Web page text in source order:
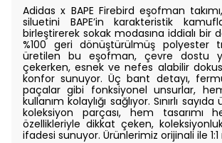
Adidas x BAPE Firebird eşofman
siluetini BAPE’in karakteristik
birleştirerek sokak modasına iddialı bir
%100 geri dönüştürülmüş polyester
üretilen bu eşofman, çevre dostu
çekerken, esnek ve nefes alabilir
konfor sunuyor. Üç bant detayı,
paçalar gibi fonksiyonel unsurlar,
kullanım kolaylığı sağlıyor. Sınırlı
koleksiyon parçası, hem tasarımı
özellikleriyle dikkat çeken,
ifadesi sunuyor. Ürünlerimiz orijinali ile 1:1